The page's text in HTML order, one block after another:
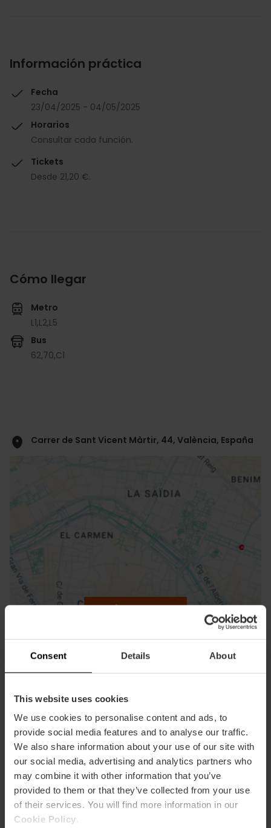
Consent Details About
This website uses cookies
We use cookies to personalise content and ads, to
provide social media features and to analyse our traffic.
We also share information about your use of our site with
our social media, advertising and analytics partners who
may combine it with other information that you’ve
provided to them or that they’ve collected from your use
of their services. You will find more information in our
Cookie Policy
Información práctica
Fecha
23/04/2025 - 04/05/2025
Horarios
Consultar cada función.
Tickets
Desde 21,20 €.
Cómo llegar
Metro
L1,L2,L5
Bus
62,70,C1
Carrer de Sant Vicent Màrtir, 44, València, España
Activar mapa